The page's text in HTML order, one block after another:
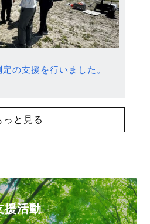
の支援を行いました。
っと見る
援活動